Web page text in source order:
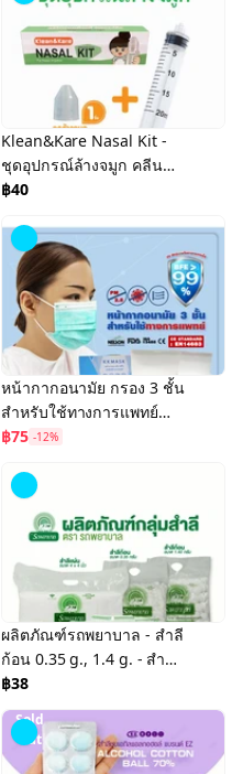
Klean&Kare Nasal Kit -
ชุดอุปกรณ์ล้างจมูก คลีน
แอนด์แคร์ นาซาลคิท
฿40
หน้ากากอนามัย กรอง 3 ชั้น
สำหรับใช้ทางการแพทย์
ยี่ห้อ KK MASK (3Ply
Mask)
฿75 -12%
ผลิตภัณฑ์รถพยาบาล - สำลี
ก้อน 0.35 g., 1.4 g. - สำลี
แผ่น 4x4 นิ้ว, 4x6 นิ้ว - สำลี
ก้าน (แพ็คคู่)
฿38
Sold
Out